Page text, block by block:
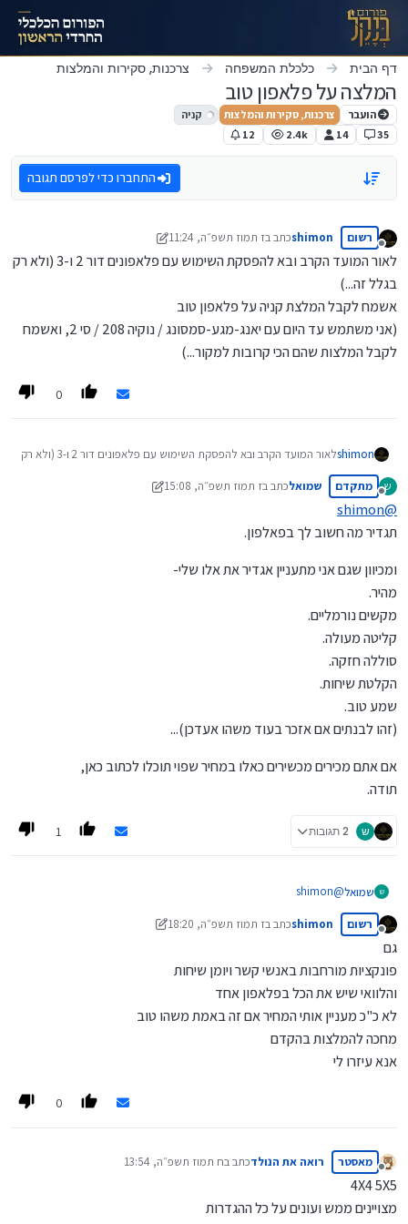
דילוג לתוכן
דף הבית כלכלת המשפחה צרכנות, סקירות והמלצות
המלצה על פלאפון טוב
הועבר צרכנות, סקירות והמלצות
קניה
35
14
2.4k
12
התחברו כדי לפרסם תגובה
מנותק
רשום shimonכתב בז תמוז תשפ״ה, 11:24
נערך לאחרונה על ידי shimon
לאור המועד הקרב ובא להפסקת השימוש עם פלאפונים דור 2 ו-3 (ולא רק
בגלל זה...)
אשמח לקבל המלצת קניה על פלאפון טוב
(אני משתמש עד היום עם יאנג-מגע-סמסונג / נוקיה 208 / סי 2, ואשמח
לקבל המלצות שהם הכי קרובות למקור...)
0
shimon
לאור המועד הקרב ובא להפסקת השימוש עם פלאפונים דור 2 ו-3 (ולא רק
בגלל זה...)
אשמח לקבל המלצת קניה על פלאפון טוב
לקבל המלצות שהם הכי קרובות למקור...)
ש
מנותק
מתקדם שמואלכתב בז תמוז תשפ״ה, 15:08
נערך לאחרונה על ידי שמואלז אדר תשפ״ה, 15:08
@
shimon
תגדיר מה חשוב לך בפאלפון.
ומכיוון שגם אני מתעניין אגדיר את אלו שלי-
מהיר.
מקשים נורמליים.
קליטה מעולה.
סוללה חזקה.
הקלטת שיחות.
שמע טוב.
(זהו לבנתים אם אזכר בעוד משהו אעדכן)...
אם אתם מכירים מכשירים כאלו במחיר שפוי תוכלו לכתוב כאן,
תודה.
ש 2 תגובות 1
ש שמואל@
shimon
ומכיוון שגם אני מתעניין אגדיר את אלו שלי-
קליטה מעולה.
סוללה חזקה.
הקלטת שיחות.
שמע טוב.
(זהו לבנתים אם אזכר בעוד משהו אעדכן)...
תודה.
מנותק
רשום shimonכתב בז תמוז תשפ״ה, 18:20
נערך לאחרונה על ידי shimon
גם
פונקציות מורחבות באנשי קשר ויומן שיחות
והלוואי שיש את הכל בפלאפון אחד
לא כ"כ מעניין אותי המחיר אם זה באמת משהו טוב
מחכה להמלצות בהקדם
אנא עיזרו לי
0
מנותק
מאסטר רואה את הנולדכתב בח תמוז תשפ״ה, 13:54
נערך לאחרונה על ידי
4X4 5X5
מצויינים ממש ועונים על כל ההגדרות